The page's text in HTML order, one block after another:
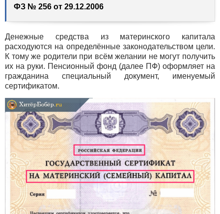
ФЗ № 256 от 29.12.2006
Денежные средства из материнского капитала
расходуются на определённые законодательством цели.
К тому же родители при всём желании не могут получить
их на руки. Пенсионный фонд (далее ПФ) оформляет на
гражданина специальный документ, именуемый
сертификатом.